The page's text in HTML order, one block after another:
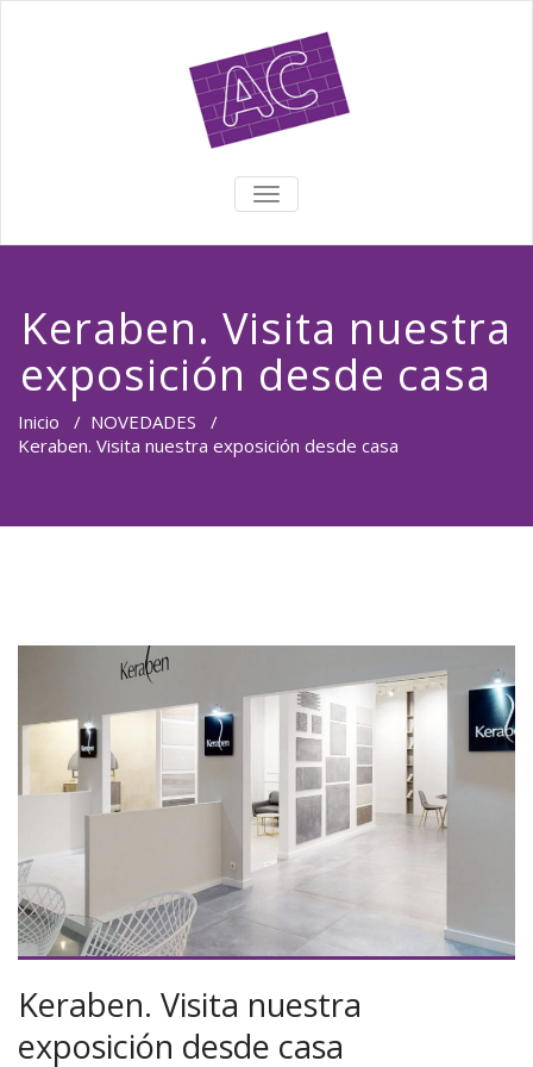
TOGGLE NAVIGATION
Keraben. Visita nuestra
exposición desde casa
Inicio / NOVEDADES /
Keraben. Visita nuestra exposición desde casa
Keraben. Visita nuestra
exposición desde casa